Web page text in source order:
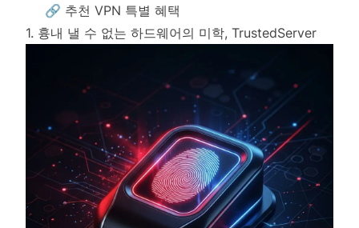
🔗 추천 VPN 특별 혜택
1. 흉내 낼 수 없는 하드웨어의 미학, TrustedServer